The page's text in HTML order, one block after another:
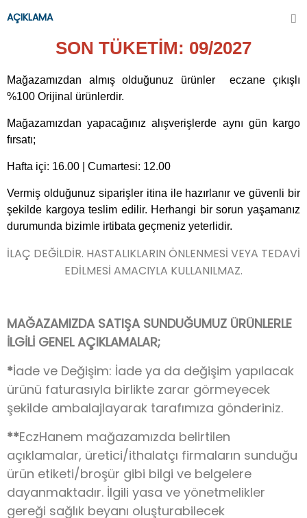
AÇIKLAMA
SON TÜKETİM: 09/2027
Mağazamızdan almış olduğunuz ürünler eczane çıkışlı
%100 Orijinal ürünlerdir.
Mağazamızdan yapacağınız alışverişlerde aynı gün kargo
fırsatı;
Hafta içi: 16.00 | Cumartesi: 12.00
Vermiş olduğunuz siparişler itina ile hazırlanır ve güvenli bir
şekilde kargoya teslim edilir. Herhangi bir sorun yaşamanız
durumunda bizimle irtibata geçmeniz yeterlidir.
İLAÇ DEĞİLDİR. HASTALIKLARIN ÖNLENMESİ VEYA TEDAVİ
EDİLMESİ AMACIYLA KULLANILMAZ.
MAĞAZAMIZDA SATIŞA SUNDUĞUMUZ ÜRÜNLERLE
İLGİLİ GENEL AÇIKLAMALAR;
*İade ve Değişim: İade ya da değişim yapılacak
ürünü faturasıyla birlikte zarar görmeyecek
şekilde ambalajlayarak tarafımıza gönderiniz.
**EczHanem mağazamızda belirtilen
açıklamalar, üretici/ithalatçı firmaların sunduğu
ürün etiketi/broşür gibi bilgi ve belgelere
dayanmaktadır. İlgili yasa ve yönetmelikler
gereği sağlık beyanı oluşturabilecek